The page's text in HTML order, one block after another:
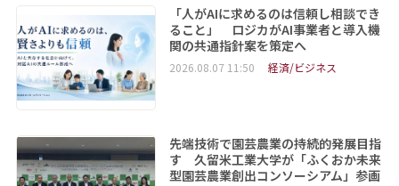
「人がAIに求めるのは信頼し相談でき
ること」 ロジカがAI事業者と導入機
関の共通指針案を策定へ
2026.08.07 11:50 経済/ビジネス
先端技術で園芸農業の持続的発展目指
す 久留米工業大学が「ふくおか未来
型園芸農業創出コンソーシアム」参画